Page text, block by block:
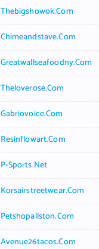
Thebigshowok.com
Chimeandstave.com
Greatwallseafoodny.com
Theloverose.com
Gabriovoice.com
Resinflowart.com
P-Sports.net
Korsairstreetwear.com
Petshopallston.com
Avenue26tacos.com